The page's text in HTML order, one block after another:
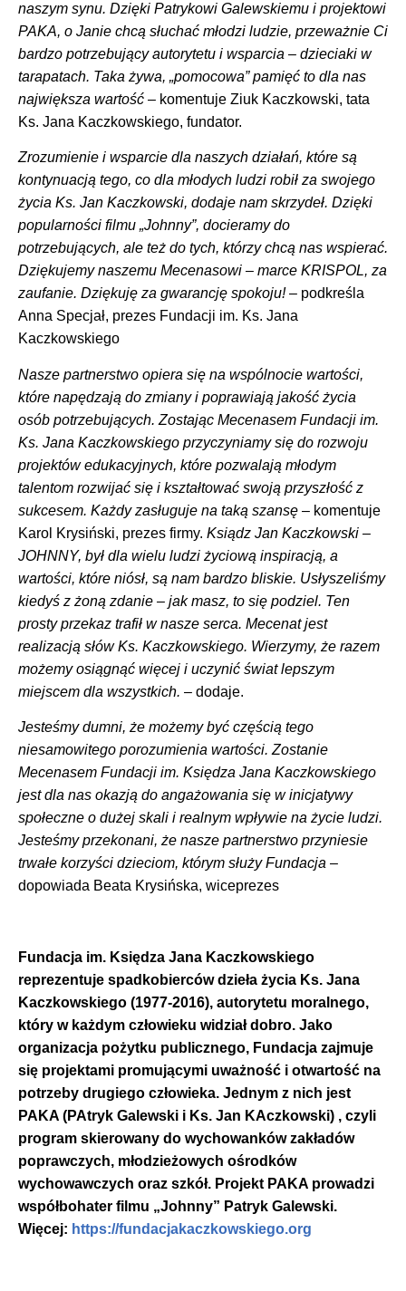
naszym synu. Dzięki Patrykowi Galewskiemu i projektowi
PAKA, o Janie chcą słuchać młodzi ludzie, przeważnie Ci
bardzo potrzebujący autorytetu i wsparcia – dzieciaki w
tarapatach. Taka żywa, „pomocowa” pamięć to dla nas
największa wartość – komentuje Ziuk Kaczkowski, tata
Ks. Jana Kaczkowskiego, fundator.
Zrozumienie i wsparcie dla naszych działań, które są
kontynuacją tego, co dla młodych ludzi robił za swojego
życia Ks. Jan Kaczkowski, dodaje nam skrzydeł. Dzięki
popularności filmu „Johnny”, docieramy do
potrzebujących, ale też do tych, którzy chcą nas wspierać.
Dziękujemy naszemu Mecenasowi – marce KRISPOL, za
zaufanie. Dziękuję za gwarancję spokoju!– podkreśla
Anna Specjał, prezes Fundacji im. Ks. Jana
Kaczkowskiego
Nasze partnerstwo opiera się na wspólnocie wartości,
które napędzają do zmiany i poprawiają jakość życia
osób potrzebujących. Zostając Mecenasem Fundacji im.
Ks. Jana Kaczkowskiego przyczyniamy się do rozwoju
projektów edukacyjnych, które pozwalają młodym
talentom rozwijać się i kształtować swoją przyszłość z
sukcesem. Każdy zasługuje na taką szansę – komentuje
Karol Krysiński, prezes firmy. Ksiądz Jan Kaczkowski –
JOHNNY, był dla wielu ludzi życiową inspiracją, a
wartości, które niósł, są nam bardzo bliskie. Usłyszeliśmy
kiedyś z żoną zdanie – jak masz, to się podziel. Ten
prosty przekaz trafił w nasze serca. Mecenat jest
realizacją słów Ks. Kaczkowskiego. Wierzymy, że razem
możemy osiągnąć więcej i uczynić świat lepszym
miejscem dla wszystkich. – dodaje.
Jesteśmy dumni, że możemy być częścią tego
niesamowitego porozumienia wartości. Zostanie
Mecenasem Fundacji im. Księdza Jana Kaczkowskiego
jest dla nas okazją do angażowania się w inicjatywy
społeczne o dużej skali i realnym wpływie na życie ludzi.
Jesteśmy przekonani, że nasze partnerstwo przyniesie
trwałe korzyści dzieciom, którym służy Fundacja –
dopowiada Beata Krysińska, wiceprezes
Fundacja im. Księdza Jana Kaczkowskiego
reprezentuje spadkobierców dzieła życia Ks. Jana
Kaczkowskiego (1977-2016), autorytetu moralnego,
który w każdym człowieku widział dobro. Jako
organizacja pożytku publicznego, Fundacja zajmuje
się projektami promującymi uważność i otwartość na
potrzeby drugiego człowieka. Jednym z nich jest
PAKA (PAtryk Galewski i Ks. Jan KAczkowski) , czyli
program skierowany do wychowanków zakładów
poprawczych, młodzieżowych ośrodków
wychowawczych oraz szkół. Projekt PAKA prowadzi
współbohater filmu „Johnny” Patryk Galewski.
Więcej: https://fundacjakaczkowskiego.org